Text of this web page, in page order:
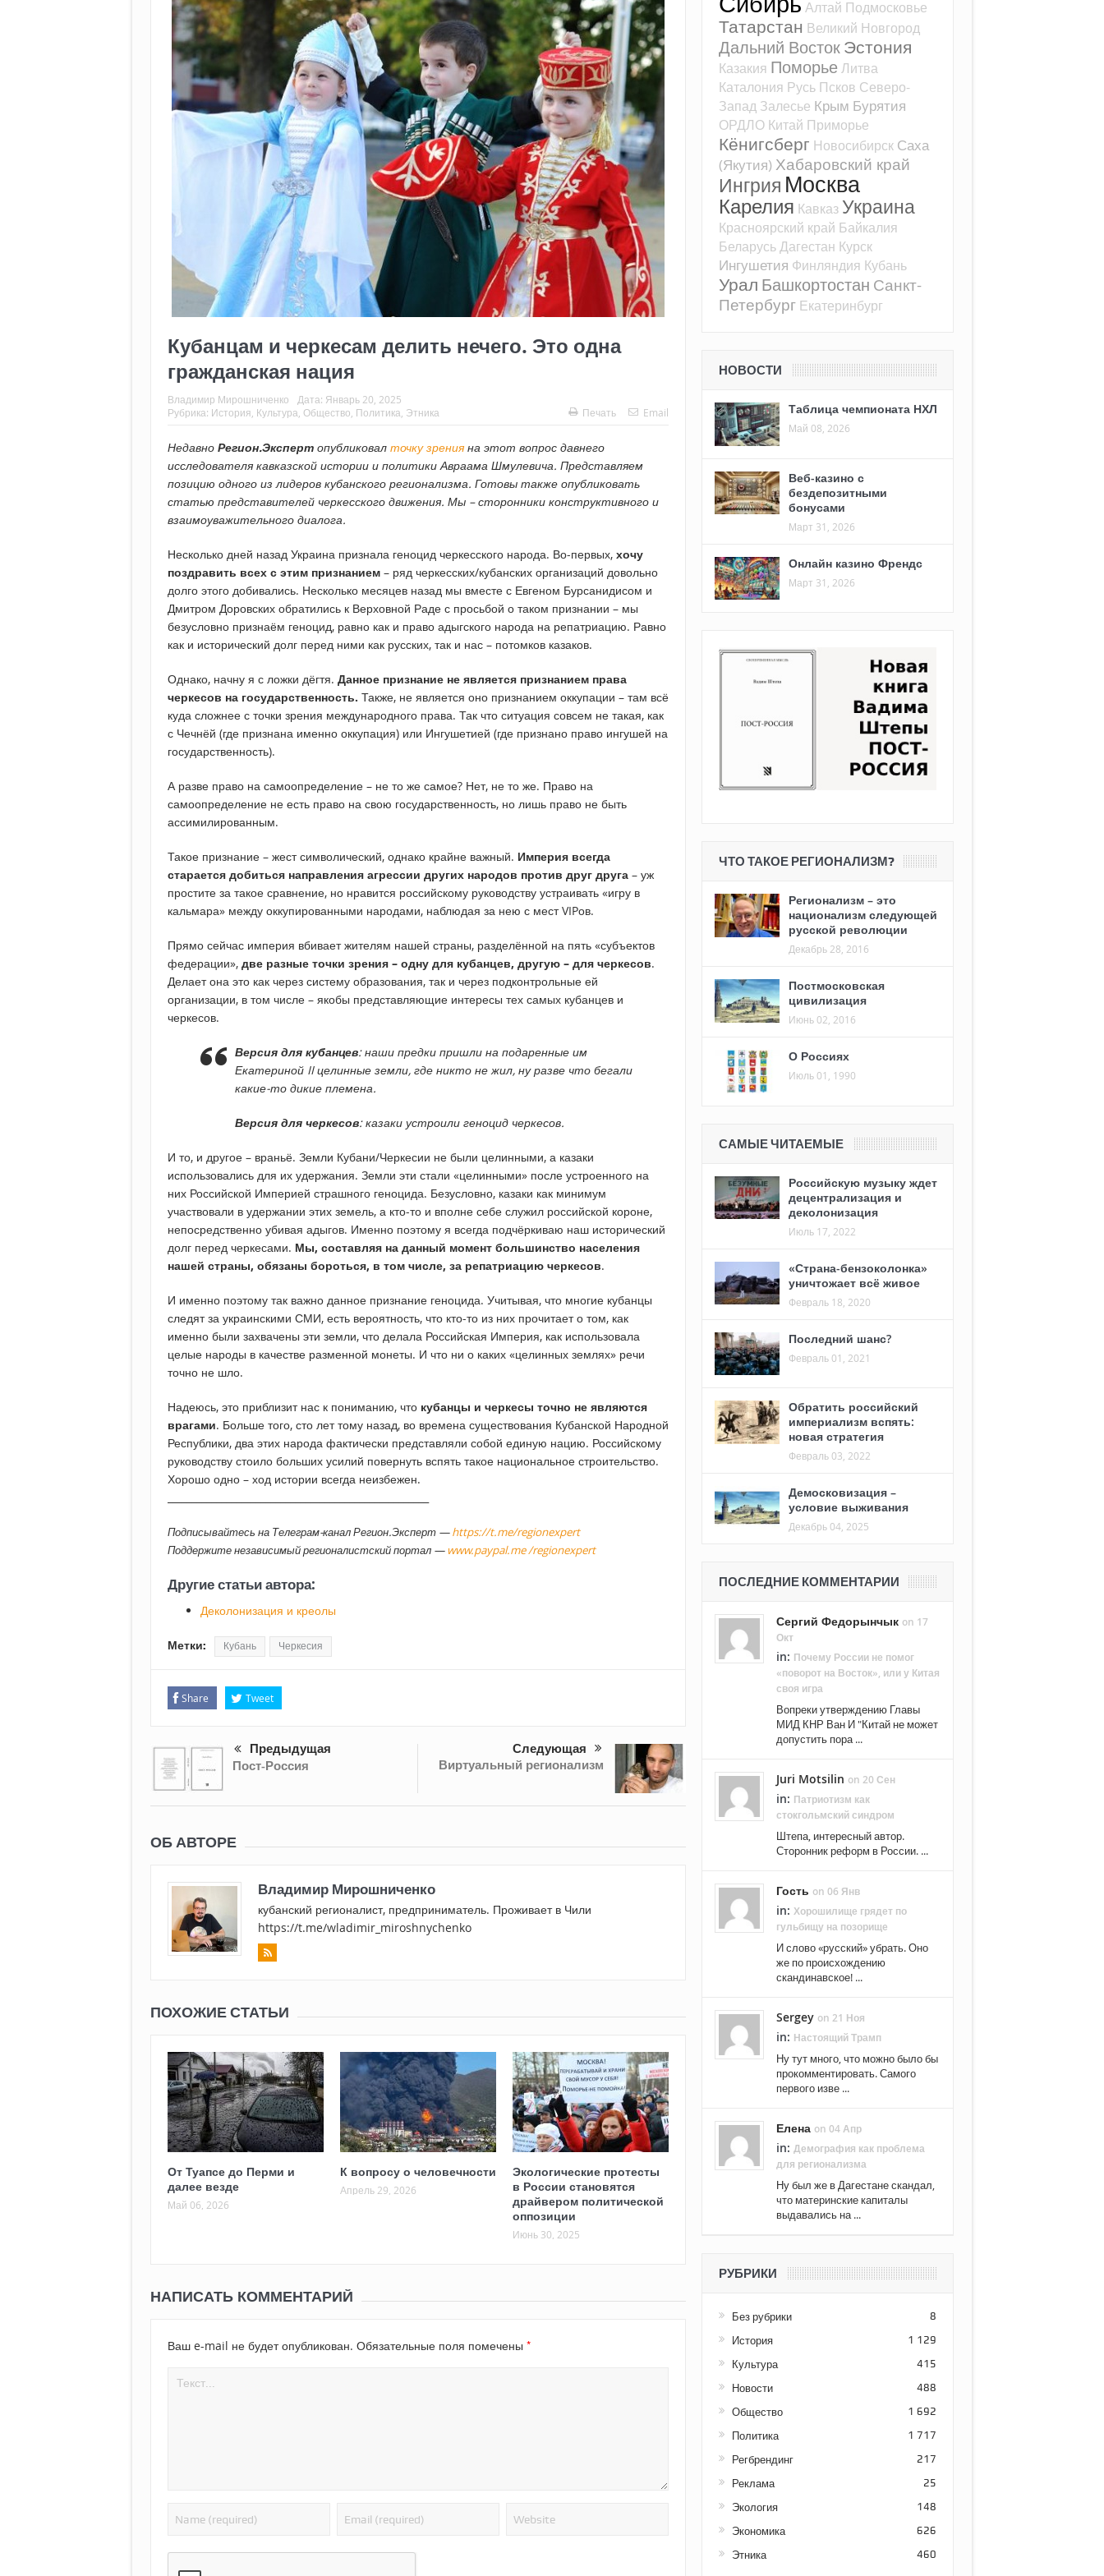
Кубанцам и черкесам делить нечего. Это одна
гражданская нация
Владимир Мирошниченко Дата: Январь 20, 2025
Рубрика: История Культура Общество Политика Этника Печать Email
Недавно Регион.Эксперт опубликовал точку зрения на этот вопрос давнего
исследователя кавказской истории и политики Авраама Шмулевича. Представляем
позицию одного из лидеров кубанского регионализма. Готовы также опубликовать
статью представителей черкесского движения. Мы – сторонники конструктивного и
взаимоуважительного диалога.
Несколько дней назад Украина признала геноцид черкесского народа. Во-первых, хочу
поздравить всех с этим признанием – ряд черкесских/кубанских организаций довольно
долго этого добивались. Несколько месяцев назад мы вместе с Евгеном Бурсанидисом и
Дмитром Доровских обратились к Верховной Раде с просьбой о таком признании – мы
безусловно признаём геноцид, равно как и право адыгского народа на репатриацию. Равно
как и исторический долг перед ними как русских, так и нас – потомков казаков.
Однако, начну я с ложки дёгтя. Данное признание не является признанием права
черкесов на государственность. Также, не является оно признанием оккупации – там всё
куда сложнее с точки зрения международного права. Так что ситуация совсем не такая, как
с Чечнёй (где признана именно оккупация) или Ингушетией (где признано право ингушей на
государственность).
А разве право на самоопределение – не то же самое? Нет, не то же. Право на
самоопределение не есть право на свою государственность, но лишь право не быть
ассимилированным.
Такое признание – жест символический, однако крайне важный. Империя всегда
старается добиться направления агрессии других народов против друг друга – уж
простите за такое сравнение, но нравится российскому руководству устраивать «игру в
кальмара» между оккупированными народами, наблюдая за нею с мест VIPов.
Прямо сейчас империя вбивает жителям нашей страны, разделённой на пять «субъектов
федерации», две разные точки зрения – одну для кубанцев, другую – для черкесов.
Делает она это как через систему образования, так и через подконтрольные ей
организации, в том числе – якобы представляющие интересы тех самых кубанцев и
черкесов.
Версия для кубанцев: наши предки пришли на подаренные им
Екатериной II целинные земли, где никто не жил, ну разве что бегали
какие-то дикие племена.
Версия для черкесов: казаки устроили геноцид черкесов.
И то, и другое – враньё. Земли Кубани/Черкесии не были целинными, а казаки
использовались для их удержания. Земли эти стали «целинными» после устроенного на
них Российской Империей страшного геноцида. Безусловно, казаки как минимум
участвовали в удержании этих земель, а кто-то и вполне себе служил российской короне,
непосредственно убивая адыгов. Именно поэтому я всегда подчёркиваю наш исторический
долг перед черкесами. Мы, составляя на данный момент большинство населения
нашей страны, обязаны бороться, в том числе, за репатриацию черкесов.
И именно поэтому так важно данное признание геноцида. Учитывая, что многие кубанцы
следят за украинскими СМИ, есть вероятность, что кто-то из них прочитает о том, как
именно были захвачены эти земли, что делала Российская Империя, как использовала
целые народы в качестве разменной монеты. И что ни о каких «целинных землях» речи
точно не шло.
Надеюсь, это приблизит нас к пониманию, что кубанцы и черкесы точно не являются
врагами. Больше того, сто лет тому назад, во времена существования Кубанской Народной
Республики, два этих народа фактически представляли собой единую нацию. Российскому
руководству стоило больших усилий повернуть вспять такое национальное строительство.
Хорошо одно – ход истории всегда неизбежен.
Подписывайтесь на Телеграм-канал Регион.Эксперт —https://t.me/regionexpert
Поддержите независимый регионалистский портал — www.paypal.me /regionexpert
Другие статьи автора:
Деколонизация и креолы
Метки: Кубань Черкесия
Share Tweet
Предыдущая
Пост-Россия
Следующая
Виртуальный регионализм
ОБ АВТОРЕ
Владимир Мирошниченко
кубанский регионалист, предприниматель. Проживает в Чили
https://t.me/wladimir_miroshnychenko
ПОХОЖИЕ СТАТЬИ
От Туапсе до Перми и
далее везде
Май 06, 2026
К вопросу о человечности
Апрель 29, 2026
Экологические протесты
в России становятся
драйвером политической
оппозиции
Июнь 30, 2025
НАПИСАТЬ КОММЕНТАРИЙ
Ваш e-mail не будет опубликован. Обязательные поля помечены *
Алтай Подмосковье
Татарстан Великий Новгород
Дальний ВостокЭстония
Казакия ПоморьеЛитва
Каталония Русь Псков Северо-
Запад Залесье Крым Бурятия
ОРДЛО Китай Приморье
Кёнигсберг Новосибирск Саха
(Якутия) Хабаровский край
Ингрия Москва
Карелия Кавказ Украина
Красноярский край Байкалия
БеларусьДагестан Курск
Ингушетия Финляндия Кубань
Урал Башкортостан Санкт-
Петербург Екатеринбург
НОВОСТИ
Таблица чемпионата НХЛ
Май 08, 2026
Веб-казино с
бездепозитными
бонусами
Март 31, 2026
Онлайн казино Френдс
Март 31, 2026
ЧТО ТАКОЕ РЕГИОНАЛИЗМ?
Регионализм – это
национализм следующей
русской революции
Декабрь 28, 2016
Постмосковская
цивилизация
Июнь 02, 2016
О Россиях
Июль 01, 1990
САМЫЕ ЧИТАЕМЫЕ
Российскую музыку ждет
децентрализация и
деколонизация
Июль 17, 2022
«Страна-бензоколонка»
уничтожает всё живое
Февраль 18, 2020
Последний шанс?
Февраль 01, 2021
Обратить российский
империализм вспять:
новая стратегия
Февраль 03, 2022
Демосковизация –
условие выживания
Декабрь 04, 2025
ПОСЛЕДНИЕ КОММЕНТАРИИ
Сергий Федорынчык on 17
Окт
in: Почему России не помог
«поворот на Восток», или у Китая
своя игра
Вопреки утверждению Главы
МИД КНР Ван И "Китай не может
допустить пора ...
Juri Motsilin on 20 Сен
in: Патриотизм как
стокгольмский синдром
Штепа, интересный автор.
Сторонник реформ в России. ...
Гость on 06 Янв
in: Хорошилище грядет по
гульбищу на позорище
И слово «русский» убрать. Оно
же по происхождению
скандинавское! ...
Sergey on 21 Ноя
in: Настоящий Трамп
Ну тут много, что можно было бы
прокомментировать. Самого
первого изве ...
Елена on 04 Апр
in: Демография как проблема
для регионализма
Ну был же в Дагестане скандал,
что материнские капиталы
выдавались на ...
РУБРИКИ
Без рубрики 8
История 1 129
Культура 415
Новости 488
Общество 1 692
Политика 1 717
Регбрендинг 217
Реклама 25
Экология 148
Экономика 626
Этника 460